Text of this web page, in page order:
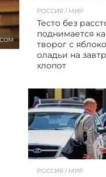
РОССИЯ / МИР
Тесто без
поднимается
творог с
оладьи на
хлопот
РОССИЯ / МИР